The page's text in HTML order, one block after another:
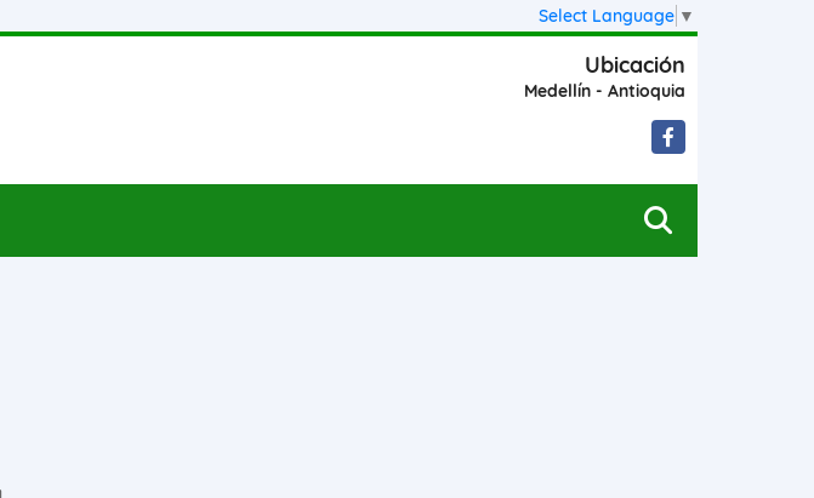
Select Language ▼
Ubicación
Medellín - Antioquia
Facebook